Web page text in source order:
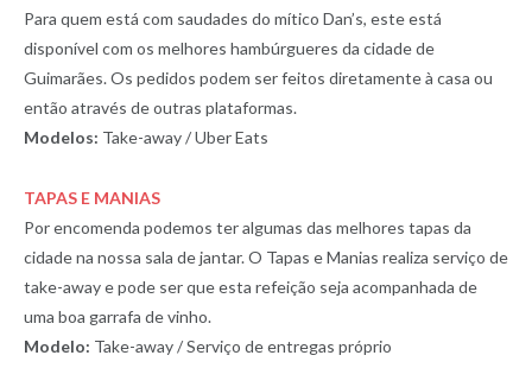
Para quem está com saudades do mítico Dan’s, este está
disponível com os melhores hambúrgueres da cidade de
Guimarães. Os pedidos podem ser feitos diretamente à casa ou
então através de outras plataformas.
Modelos: Take-away / Uber Eats
TAPAS E MANIAS
Por encomenda podemos ter algumas das melhores tapas da
cidade na nossa sala de jantar. O Tapas e Manias realiza serviço de
take-away e pode ser que esta refeição seja acompanhada de
uma boa garrafa de vinho.
Modelo: Take-away / Serviço de entregas próprio